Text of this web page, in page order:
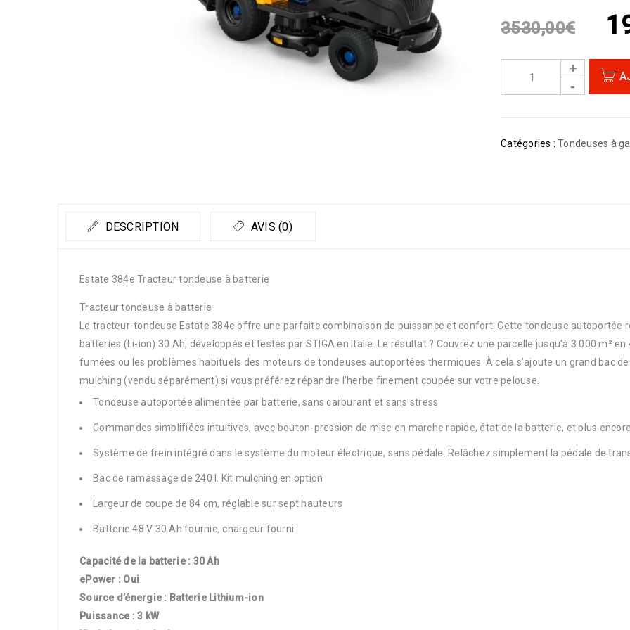
3530,00€
Catégories : Tondeuses à
DESCRIPTION AVIS (0)
Estate 384e Tracteur tondeuse à batterie
Tracteur tondeuse à batterie
Le tracteur-tondeuse Estate 384e offre une parfaite combinaison de puissance et confort. Cette tondeuse autoportée
batteries (Li-ion) 30 Ah, développés et testés par STIGA en Italie. Le résultat ? Couvrez une parcelle jusqu’à 3 000 m²
fumées ou les problèmes habituels des moteurs de tondeuses autoportées thermiques. À cela s’ajoute un grand bac
mulching (vendu séparément) si vous préférez répandre l’herbe finement coupée sur votre pelouse.
Tondeuse autoportée alimentée par batterie, sans carburant et sans stress
Commandes simplifiées intuitives, avec bouton-pression de mise en marche rapide, état de la batterie, et plus encore
Système de frein intégré dans le système du moteur électrique, sans pédale. Relâchez simplement la pédale de
Bac de ramassage de 240 l. Kit mulching en option
Largeur de coupe de 84 cm, réglable sur sept hauteurs
Batterie 48 V 30 Ah fournie, chargeur fourni
Capacité de la batterie : 30 Ah
ePower : Oui
Source d’énergie : Batterie Lithium-ion
Puissance : 3 kW